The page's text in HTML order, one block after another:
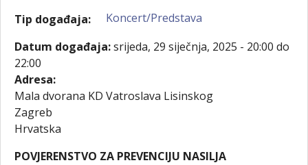
Tip događaja:
Koncert/Predstava
Datum događaja:srijeda, 29 siječnja, 2025 - 20:00 do
22:00
Adresa:
Mala dvorana KD Vatroslava Lisinskog
Zagreb
Hrvatska
POVJERENSTVO ZA PREVENCIJU NASILJA